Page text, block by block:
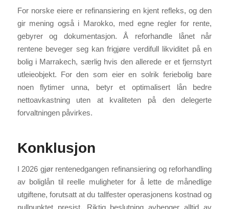
For norske eiere er refinansiering en kjent refleks, og den
gir mening også i Marokko, med egne regler for rente,
gebyrer og dokumentasjon. Å reforhandle lånet når
rentene beveger seg kan frigjøre verdifull likviditet på en
bolig i Marrakech, særlig hvis den allerede er et fjernstyrt
utleieobjekt. For den som eier en solrik feriebolig bare
noen flytimer unna, betyr et optimalisert lån bedre
nettoavkastning uten at kvaliteten på den delegerte
forvaltningen påvirkes.
Konklusjon
I 2026 gjør rentenedgangen refinansiering og reforhandling
av boliglån til reelle muligheter for å lette de månedlige
utgiftene, forutsatt at du tallfester operasjonens kostnad og
nullpunktet presist. Riktig beslutning avhenger alltid av